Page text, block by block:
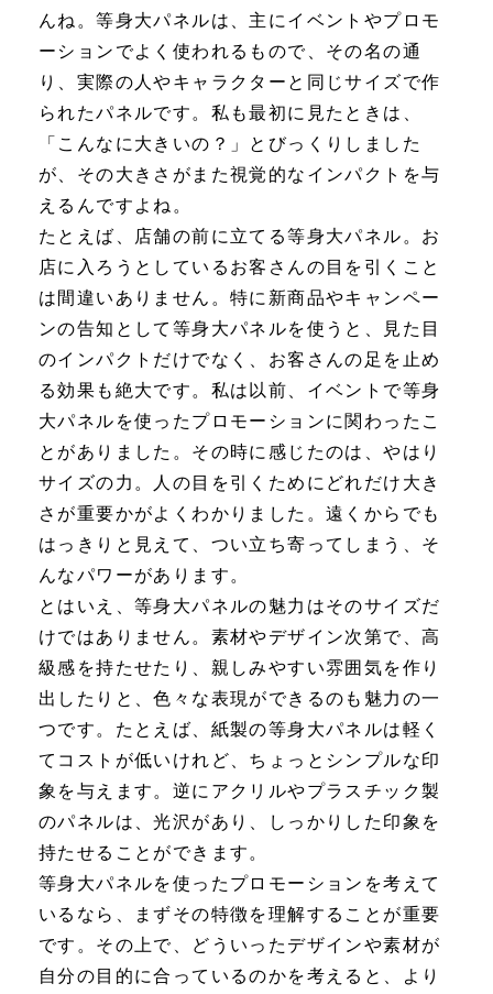
んね。等身大パネルは、主にイベントやプロモ
ーションでよく使われるもので、その名の通
り、実際の人やキャラクターと同じサイズで作
られたパネルです。私も最初に見たときは、
「こんなに大きいの？」とびっくりしました
が、その大きさがまた視覚的なインパクトを与
えるんですよね。
たとえば、店舗の前に立てる等身大パネル。お
店に入ろうとしているお客さんの目を引くこと
は間違いありません。特に新商品やキャンペー
ンの告知として等身大パネルを使うと、見た目
のインパクトだけでなく、お客さんの足を止め
る効果も絶大です。私は以前、イベントで等身
大パネルを使ったプロモーションに関わったこ
とがありました。その時に感じたのは、やはり
サイズの力。人の目を引くためにどれだけ大き
さが重要かがよくわかりました。遠くからでも
はっきりと見えて、つい立ち寄ってしまう、そ
んなパワーがあります。
とはいえ、等身大パネルの魅力はそのサイズだ
けではありません。素材やデザイン次第で、高
級感を持たせたり、親しみやすい雰囲気を作り
出したりと、色々な表現ができるのも魅力の一
つです。たとえば、紙製の等身大パネルは軽く
てコストが低いけれど、ちょっとシンプルな印
象を与えます。逆にアクリルやプラスチック製
のパネルは、光沢があり、しっかりした印象を
持たせることができます。
等身大パネルを使ったプロモーションを考えて
いるなら、まずその特徴を理解することが重要
です。その上で、どういったデザインや素材が
自分の目的に合っているのかを考えると、より